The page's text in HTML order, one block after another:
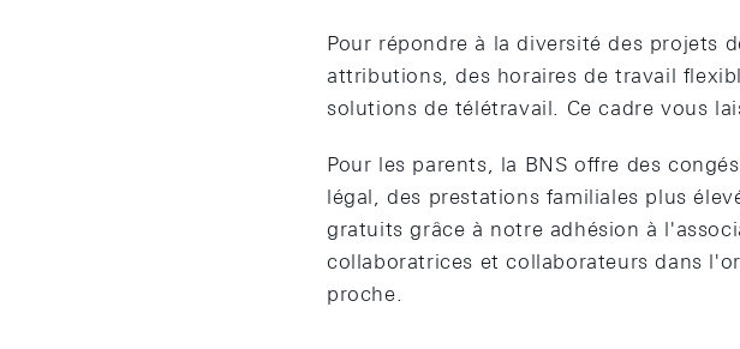
Pour répondre à la diversité des projets
attributions, des horaires de travail
solutions de télétravail. Ce cadre vous
Pour les parents, la BNS offre des
légal, des prestations familiales plus
gratuits grâce à notre adhésion à
collaboratrices et collaborateurs dans
proche.